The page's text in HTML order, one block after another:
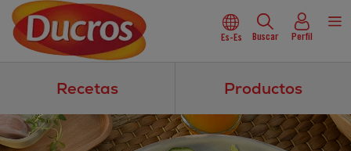
Es-Es Buscar Perfil
Recetas Productos